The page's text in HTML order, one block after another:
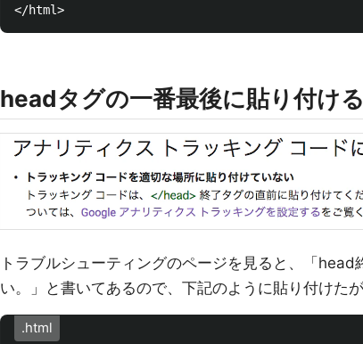
headタグの一番最後に貼り付ける
トラブルシューティングのページを見ると、「
い。」と書いてあるので、下記のように貼り付けた
.html